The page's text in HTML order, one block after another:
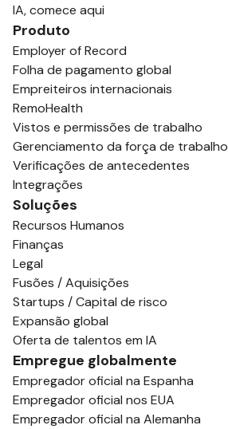
IA, comece aqui
Produto
Employer of Record
Folha de pagamento global
Empreiteiros internacionais
RemoHealth
Vistos e permissões de trabalho
Gerenciamento da força de trabalho
Verificações de antecedentes
Integrações
Soluções
Recursos Humanos
Finanças
Legal
Fusões / Aquisições
Startups / Capital de risco
Expansão global
Oferta de talentos em IA
Empregue globalmente
Empregador oficial na Espanha
Empregador oficial nos EUA
Empregador oficial na Alemanha